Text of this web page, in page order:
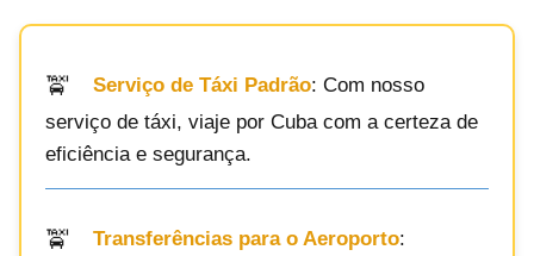
Serviço de Táxi Padrão: Com nosso
serviço de táxi, viaje por Cuba com a certeza de
eficiência e segurança.
Transferências para o Aeroporto: